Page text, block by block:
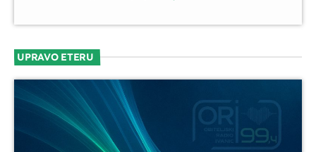
Jutarnja kronika
DANAS NA PROGRAMU
UPRAVO ETERU